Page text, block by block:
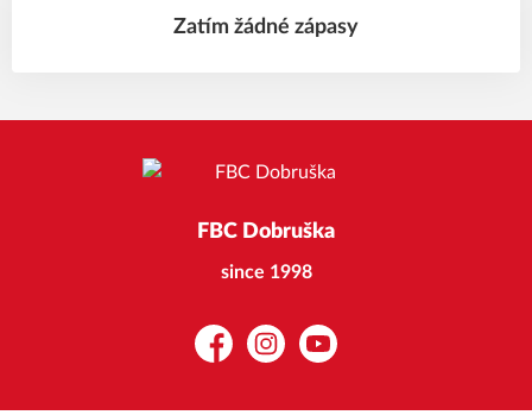
Zatím žádné zápasy
FBC Dobruška
since 1998
FacebookInstagramYouTube